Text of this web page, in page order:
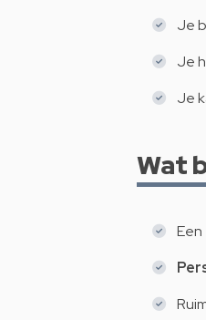
Je
Je
Je
Wat
Een